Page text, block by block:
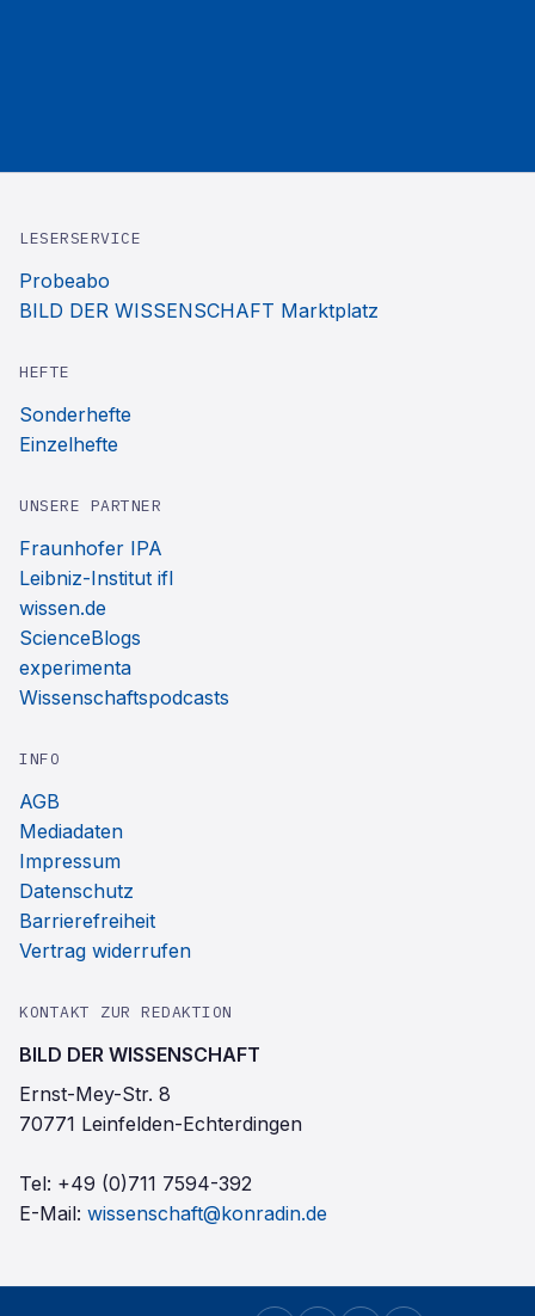
LESERSERVICE
Probeabo
BILD DER WISSENSCHAFT Marktplatz
HEFTE
Sonderhefte
Einzelhefte
UNSERE PARTNER
Fraunhofer IPA
Leibniz-Institut ifl
wissen.de
ScienceBlogs
experimenta
Wissenschaftspodcasts
INFO
AGB
Mediadaten
Impressum
Datenschutz
Barrierefreiheit
Vertrag widerrufen
KONTAKT ZUR REDAKTION
BILD DER WISSENSCHAFT
Ernst-Mey-Str. 8
70771 Leinfelden-Echterdingen
Tel: +49 (0)711 7594-392
E-Mail: wissenschaft@konradin.de